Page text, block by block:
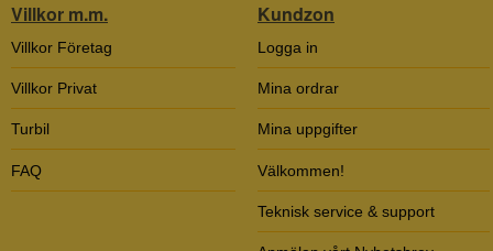
Villkor m.m.
Villkor Företag
Villkor Privat
Turbil
FAQ
Kundzon
Logga in
Mina ordrar
Mina uppgifter
Välkommen!
Teknisk service & support